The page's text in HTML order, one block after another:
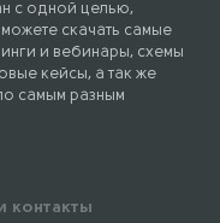
с одной целью,
скачать самые
и вебинары, схемы
кейсы, а так же
самым разным
контакты